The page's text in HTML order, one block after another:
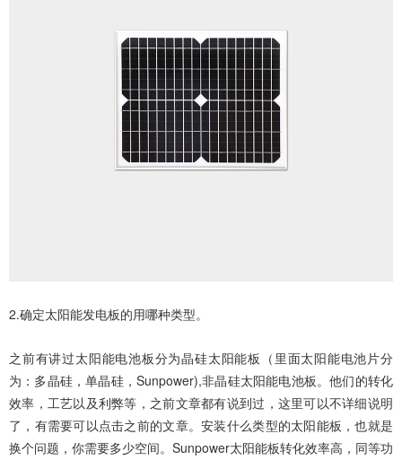
2.确定太阳能发电板的用哪种类型。
之前有讲过太阳能电池板分为晶硅太阳能板（里面太阳能电池片分
为：多晶硅，单晶硅，Sunpower),非晶硅太阳能电池板。他们的转化
效率，工艺以及利弊等，之前文章都有说到过，这里可以不详细说明
了，有需要可以点击之前的文章。安装什么类型的太阳能板 ，也就是
换个问题，你需要多少空间。Sunpower太阳能板转化效率高，同等功